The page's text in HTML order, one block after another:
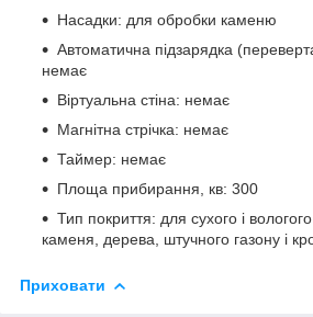
Насадки: для обробки каменю
Автоматична підзарядка
немає
Віртуальна стіна: немає
Магнітна стрічка: немає
Таймер: немає
Площа прибирання, кв: 300
Тип покриття: для сухого і
каменя, дерева, штучного газону і
Приховати